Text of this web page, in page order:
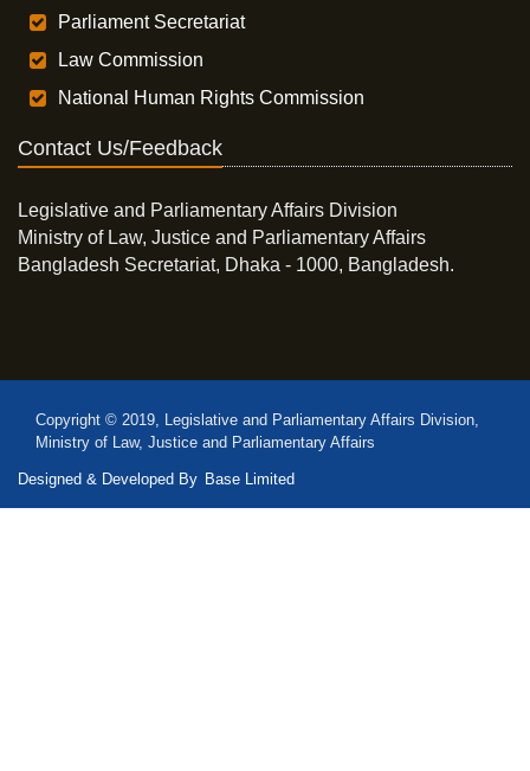
Parliament Secretariat
Law Commission
National Human Rights Commission
Contact Us/Feedback
Legislative and Parliamentary Affairs Division
Ministry of Law, Justice and Parliamentary Affairs
Bangladesh Secretariat, Dhaka - 1000, Bangladesh.
Copyright © 2019, Legislative and Parliamentary Affairs Division,
Ministry of Law, Justice and Parliamentary Affairs
Designed & Developed By Base Limited